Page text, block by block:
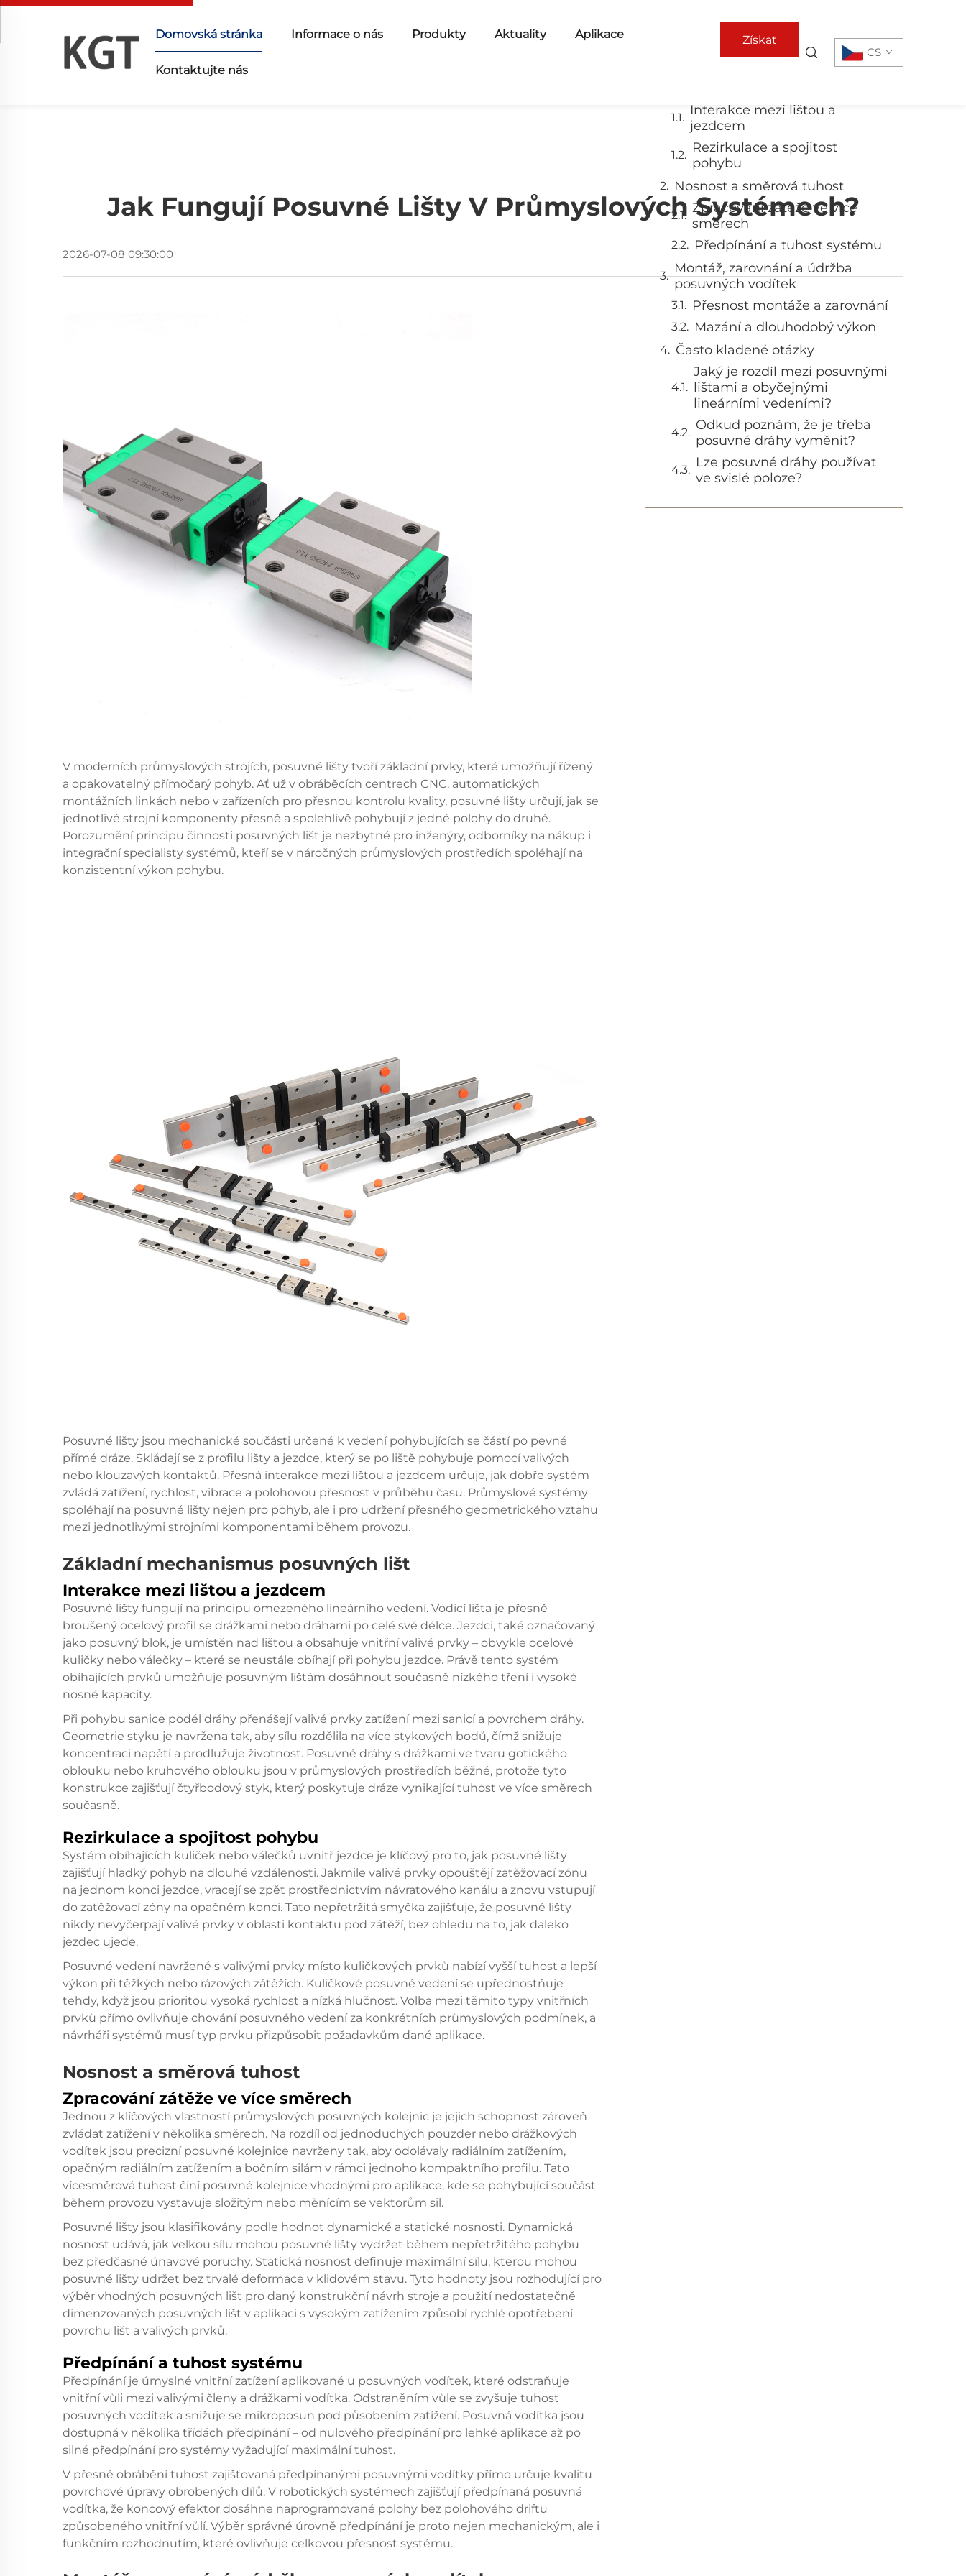
Domovská stránka Informace o nás Produkty Aktuality Aplikace
Kontaktujte nás
Získat
CS
Jak Fungují Posuvné Lišty V Průmyslových Systémech?
2026-07-08 09:30:00
V moderních průmyslových strojích, posuvné lišty tvoří základní prvky, které umožňují řízený
a opakovatelný přímočarý pohyb. Ať už v obráběcích centrech CNC, automatických
montážních linkách nebo v zařízeních pro přesnou kontrolu kvality, posuvné lišty určují, jak se
jednotlivé strojní komponenty přesně a spolehlivě pohybují z jedné polohy do druhé.
Porozumění principu činnosti posuvných lišt je nezbytné pro inženýry, odborníky na nákup i
integrační specialisty systémů, kteří se v náročných průmyslových prostředích spoléhají na
konzistentní výkon pohybu.
Posuvné lišty jsou mechanické součásti určené k vedení pohybujících se částí po pevné
přímé dráze. Skládají se z profilu lišty a jezdce, který se po liště pohybuje pomocí valivých
nebo klouzavých kontaktů. Přesná interakce mezi lištou a jezdcem určuje, jak dobře systém
zvládá zatížení, rychlost, vibrace a polohovou přesnost v průběhu času. Průmyslové systémy
spoléhají na posuvné lišty nejen pro pohyb, ale i pro udržení přesného geometrického vztahu
mezi jednotlivými strojními komponentami během provozu.
Základní mechanismus posuvných lišt
Interakce mezi lištou a jezdcem
Posuvné lišty fungují na principu omezeného lineárního vedení. Vodicí lišta je přesně
broušený ocelový profil se drážkami nebo dráhami po celé své délce. Jezdci, také označovaný
jako posuvný blok, je umístěn nad lištou a obsahuje vnitřní valivé prvky – obvykle ocelové
kuličky nebo válečky – které se neustále obíhají při pohybu jezdce. Právě tento systém
obíhajících prvků umožňuje posuvným lištám dosáhnout současně nízkého tření i vysoké
nosné kapacity.
Při pohybu sanice podél dráhy přenášejí valivé prvky zatížení mezi sanicí a povrchem dráhy.
Geometrie styku je navržena tak, aby sílu rozdělila na více stykových bodů, čímž snižuje
koncentraci napětí a prodlužuje životnost. Posuvné dráhy s drážkami ve tvaru gotického
oblouku nebo kruhového oblouku jsou v průmyslových prostředích běžné, protože tyto
konstrukce zajišťují čtyřbodový styk, který poskytuje dráze vynikající tuhost ve více směrech
současně.
Rezirkulace a spojitost pohybu
Systém obíhajících kuliček nebo válečků uvnitř jezdce je klíčový pro to, jak posuvné lišty
zajišťují hladký pohyb na dlouhé vzdálenosti. Jakmile valivé prvky opouštějí zatěžovací zónu
na jednom konci jezdce, vracejí se zpět prostřednictvím návratového kanálu a znovu vstupují
do zatěžovací zóny na opačném konci. Tato nepřetržitá smyčka zajišťuje, že posuvné lišty
nikdy nevyčerpají valivé prvky v oblasti kontaktu pod zátěží, bez ohledu na to, jak daleko
jezdec ujede.
Posuvné vedení navržené s valivými prvky místo kuličkových prvků nabízí vyšší tuhost a lepší
výkon při těžkých nebo rázových zátěžích. Kuličkové posuvné vedení se upřednostňuje
tehdy, když jsou prioritou vysoká rychlost a nízká hlučnost. Volba mezi těmito typy vnitřních
prvků přímo ovlivňuje chování posuvného vedení za konkrétních průmyslových podmínek, a
návrháři systémů musí typ prvku přizpůsobit požadavkům dané aplikace.
Nosnost a směrová tuhost
Zpracování zátěže ve více směrech
Jednou z klíčových vlastností průmyslových posuvných kolejnic je jejich schopnost zároveň
zvládat zatížení v několika směrech. Na rozdíl od jednoduchých pouzder nebo drážkových
vodítek jsou precizní posuvné kolejnice navrženy tak, aby odolávaly radiálním zatížením,
opačným radiálním zatížením a bočním silám v rámci jednoho kompaktního profilu. Tato
vícesměrová tuhost činí posuvné kolejnice vhodnými pro aplikace, kde se pohybující součást
během provozu vystavuje složitým nebo měnícím se vektorům sil.
Posuvné lišty jsou klasifikovány podle hodnot dynamické a statické nosnosti. Dynamická
nosnost udává, jak velkou sílu mohou posuvné lišty vydržet během nepřetržitého pohybu
bez předčasné únavové poruchy. Statická nosnost definuje maximální sílu, kterou mohou
posuvné lišty udržet bez trvalé deformace v klidovém stavu. Tyto hodnoty jsou rozhodující pro
výběr vhodných posuvných lišt pro daný konstrukční návrh stroje a použití nedostatečně
dimenzovaných posuvných lišt v aplikaci s vysokým zatížením způsobí rychlé opotřebení
povrchu lišt a valivých prvků.
Předpínání a tuhost systému
Předpínání je úmyslné vnitřní zatížení aplikované u posuvných vodítek, které odstraňuje
vnitřní vůli mezi valivými členy a drážkami vodítka. Odstraněním vůle se zvyšuje tuhost
posuvných vodítek a snižuje se mikroposun pod působením zatížení. Posuvná vodítka jsou
dostupná v několika třídách předpínání – od nulového předpínání pro lehké aplikace až po
silné předpínání pro systémy vyžadující maximální tuhost.
V přesné obrábění tuhost zajišťovaná předpínanými posuvnými vodítky přímo určuje kvalitu
povrchové úpravy obrobených dílů. V robotických systémech zajišťují předpínaná posuvná
vodítka, že koncový efektor dosáhne naprogramované polohy bez polohového driftu
způsobeného vnitřní vůlí. Výběr správné úrovně předpínání je proto nejen mechanickým, ale i
funkčním rozhodnutím, které ovlivňuje celkovou přesnost systému.
Interakce mezi lištou a
jezdcem
Rezirkulace a spojitost
pohybu
Nosnost a směrová tuhost
Zpracování zátěže ve více
směrech
Předpínání a tuhost systému
Montáž, zarovnání a údržba
posuvných vodítek
Přesnost montáže a zarovnání
Mazání a dlouhodobý výkon
Často kladené otázky
Jaký je rozdíl mezi posuvnými
lištami a obyčejnými
lineárními vedeními?
Odkud poznám, že je třeba
posuvné dráhy vyměnit?
Lze posuvné dráhy používat
ve svislé poloze?